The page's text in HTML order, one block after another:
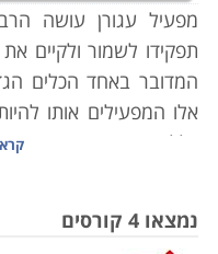
מפעיל עגורן עושה
תפקידו לשמור ולקיים
המדובר באחד הכלים
אלו המפעילים אותו
כללי הבטיחות והזהירות.
לאחר. המפעיל אחראי
נמצאו 4 קורסים